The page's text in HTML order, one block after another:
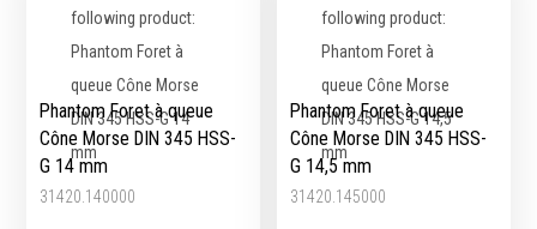
Emporte-pièces
Douilles
Protection &
Sécurité
Chimie
Lubrifiants
Phantom Foret à queue
Cône Morse DIN 345 HSS-
G 14 mm
31420.140000
Phantom Foret à queue
Cône Morse DIN 345 HSS-
G 14,5 mm
31420.145000